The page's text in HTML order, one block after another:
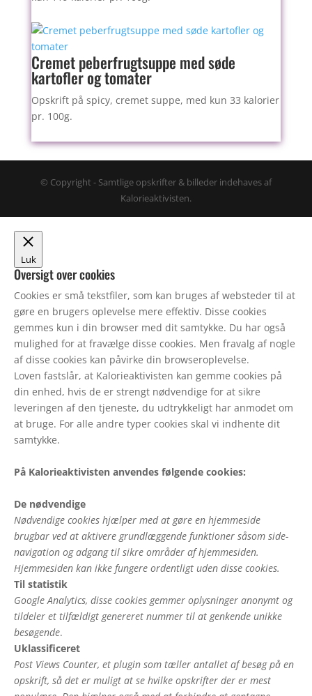
Cremet peberfrugtsuppe med søde
kartofler og tomater
Opskrift på spicy, cremet suppe, med kun 33 kalorier
pr. 100g.
© Copyright - Samtlige opskrifter & billeder indehaves af
Kalorieaktivisten.
Luk
Oversigt over cookies
Cookies er små tekstfiler, som kan bruges af websteder til at
gøre en brugers oplevelse mere effektiv. Disse cookies
gemmes kun i din browser med dit samtykke. Du har også
mulighed for at fravælge disse cookies. Men fravalg af nogle
af disse cookies kan påvirke din browseroplevelse.
Loven fastslår, at Kalorieaktivisten kan gemme cookies på
din enhed, hvis de er strengt nødvendige for at sikre
leveringen af den tjeneste, du udtrykkeligt har anmodet om
at bruge. For alle andre typer cookies skal vi indhente dit
samtykke.
På Kalorieaktivisten anvendes følgende cookies:
De nødvendige
Nødvendige cookies hjælper med at gøre en hjemmeside
brugbar ved at aktivere grundlæggende funktioner såsom side-
navigation og adgang til sikre områder af hjemmesiden.
Hjemmesiden kan ikke fungere ordentligt uden disse cookies.
Til statistik
Google Analytics, disse cookies gemmer oplysninger anonymt og
tildeler et tilfældigt genereret nummer til at genkende unikke
besøgende.
Uklassificeret
Post Views Counter, et plugin som tæller antallet af besøg på en
opskrift, så det er muligt at se hvilke opskrifter der er mest